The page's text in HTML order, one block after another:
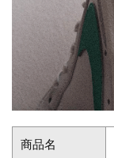
商品名